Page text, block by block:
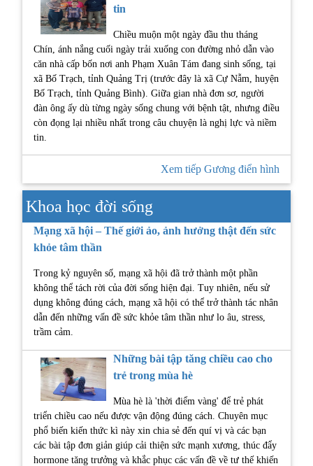
tin
Chiều muộn một ngày đầu thu tháng
Chín, ánh nắng cuối ngày trải xuống con đường nhỏ dẫn vào
căn nhà cấp bốn nơi anh Phạm Xuân Tám đang sinh sống, tại
xã Bố Trạch, tỉnh Quảng Trị (trước đây là xã Cự Nẫm, huyện
Bố Trạch, tỉnh Quảng Bình). Giữa gian nhà đơn sơ, người
đàn ông ấy dù từng ngày sống chung với bệnh tật, nhưng điều
còn đọng lại nhiều nhất trong câu chuyện là nghị lực và niềm
tin.
Xem tiếp Gương điển hình
Khoa học đời sống
Mạng xã hội – Thế giới ảo, ảnh hưởng thật đến sức
khỏe tâm thần
Trong kỷ nguyên số, mạng xã hội đã trở thành một phần
không thể tách rời của đời sống hiện đại. Tuy nhiên, nếu sử
dụng không đúng cách, mạng xã hội có thể trở thành tác nhân
dẫn đến những vấn đề sức khỏe tâm thần như lo âu, stress,
trầm cảm.
Những bài tập tăng chiều cao cho
trẻ trong mùa hè
Mùa hè là 'thời điểm vàng' để trẻ phát
triển chiều cao nếu được vận động đúng cách. Chuyên mục
phổ biến kiến thức kì này xin chia sẻ đến quí vị và các bạn
các bài tập đơn giản giúp cải thiện sức mạnh xương, thúc đẩy
hormone tăng trưởng và khắc phục các vấn đề về tư thế khiến